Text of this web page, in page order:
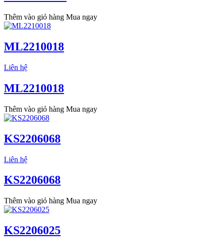
Thêm vào giỏ hàng Mua ngay
ML2210018
Liên hệ
ML2210018
Thêm vào giỏ hàng Mua ngay
KS2206068
Liên hệ
KS2206068
Thêm vào giỏ hàng Mua ngay
KS2206025